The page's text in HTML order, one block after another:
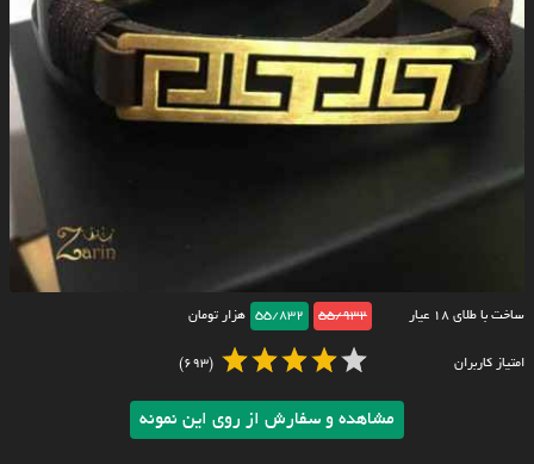
ساخت با طلای ۱۸ عیار 55/932
55/832 هزار تومان
امتیاز کاربران (693)
مشاهده و سفارش از روی این نمونه